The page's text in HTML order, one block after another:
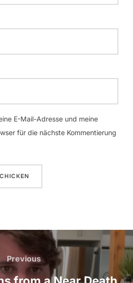
E-Mail-Adresse und meine
für die nächste Kommentierung
Previous
Previous